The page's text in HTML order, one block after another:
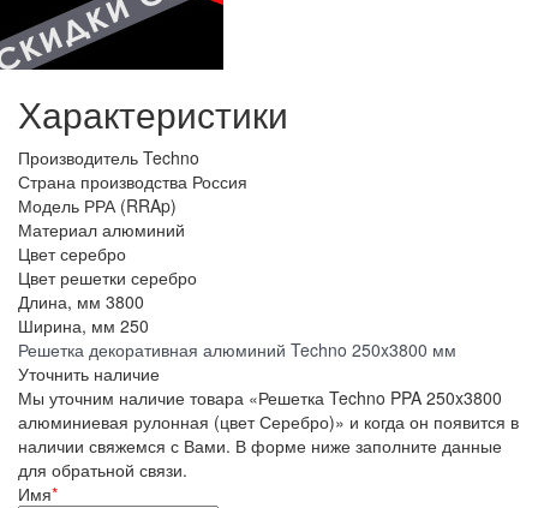
Характеристики
Производитель Techno
Страна производства Россия
Модель РРА (RRAp)
Материал алюминий
Цвет серебро
Цвет решетки серебро
Длина, мм 3800
Ширина, мм 250
Решетка декоративная алюминий Techno 250x3800 мм
Уточнить наличие
Мы уточним наличие товара «Решетка Techno PPA 250x3800
алюминиевая рулонная (цвет Серебро)» и когда он появится в
наличии свяжемся с Вами. В форме ниже заполните данные
для обратьной связи.
Имя*